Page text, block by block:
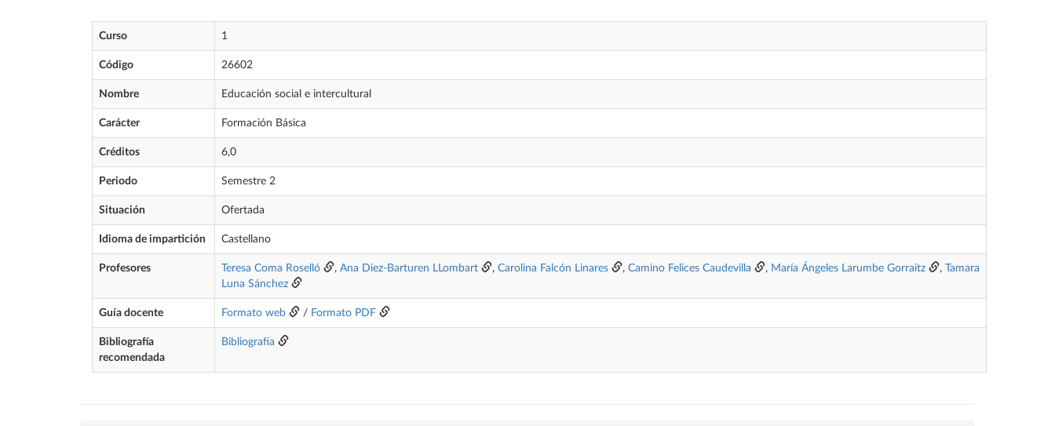
Curso 1
Código 26602
Nombre Educación social e intercultural
Carácter Formación Básica
Créditos 6,0
Periodo Semestre 2
Situación Ofertada
Idioma de impartición Castellano
Profesores Teresa Coma Roselló , Ana Diez-Barturen LLombart , Carolina Falcón Linares , Camino Felices Caudevilla , María Ángeles Larumbe Gorraitz ,
Tamara
Luna Sánchez
Guía docente Formato web / Formato PDF
Bibliografía
recomendada
Bibliografía